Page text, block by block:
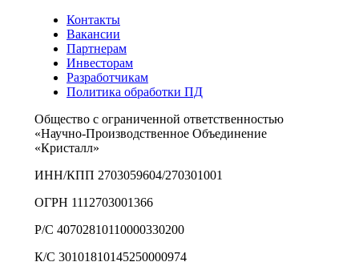
Контакты
Вакансии
Партнерам
Инвесторам
Разработчикам
Политика обработки ПД
Общество с ограниченной ответственностью
«Научно-Производственное Объединение
«Кристалл»
ИНН/КПП 2703059604/270301001
ОГРН 1112703001366
Р/С 40702810110000330200
К/С 30101810145250000974